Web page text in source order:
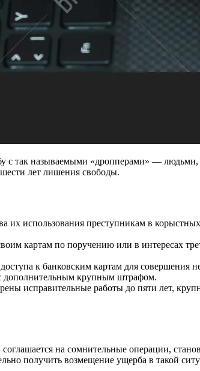
с так называемыми «дропперами» —
лет лишения свободы.
их использования преступникам в
картам по поручению или в интересах
к банковским картам для совершения
дополнительным крупным штрафом.
исправительные работы до пяти лет,
на сомнительные операции,
получить возмещение ущерба в такой